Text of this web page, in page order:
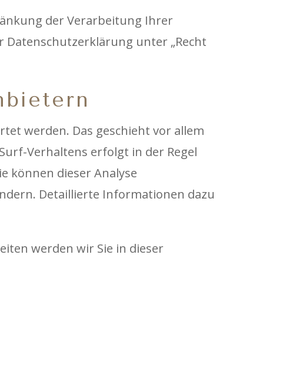
der Verarbeitung Ihrer
Datenschutzerklärung unter „Recht
werden. Das geschieht vor allem
Verhaltens erfolgt in der Regel
können dieser Analyse
Detaillierte Informationen dazu
werden wir Sie in dieser